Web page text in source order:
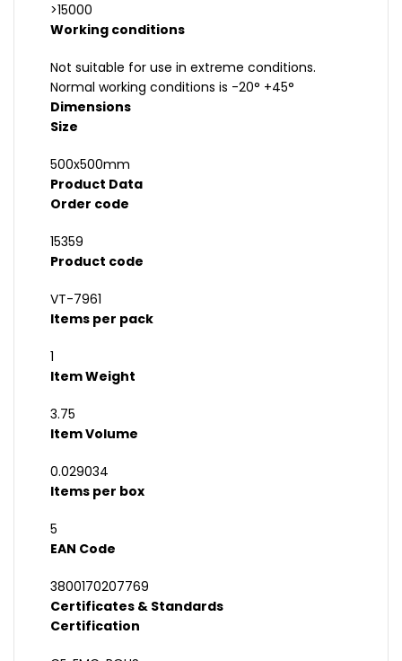
>15000
Working conditions
Not suitable for use in extreme conditions.
Normal working conditions is -20° +45°
Dimensions
Size
500x500mm
Product Data
Order code
15359
Product code
VT-7961
Items per pack
1
Item Weight
3.75
Item Volume
0.029034
Items per box
5
EAN Code
3800170207769
Certificates & Standards
Certification